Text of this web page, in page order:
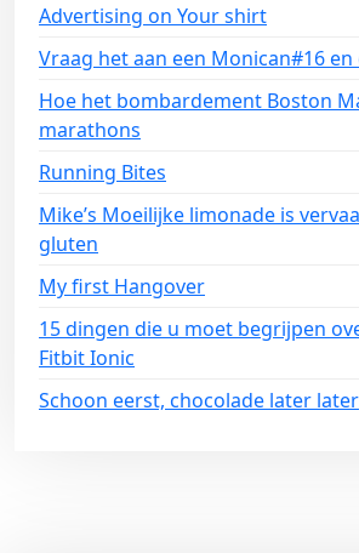
Advertising on Your shirt
Vraag het aan een Monican#16
Hoe het bombardement Boston
marathons
Running Bites
Mike’s Moeilijke limonade is
gluten
My first Hangover
15 dingen die u moet begrijpen
Fitbit Ionic
Schoon eerst, chocolade later later